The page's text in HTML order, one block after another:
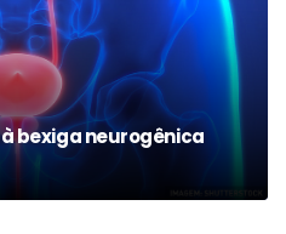
bexiga neurogênica